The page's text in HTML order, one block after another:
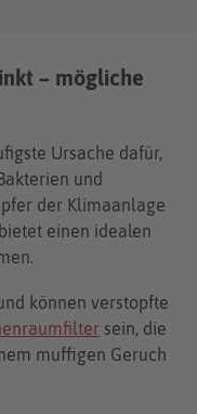
– mögliche
Ursache dafür,
und
der Klimaanlage
einen idealen
können verstopfte
sein, die
muffigen Geruch